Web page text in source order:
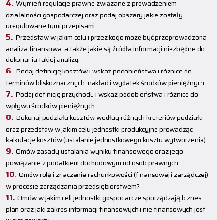
Wymień regulacje prawne związane z prowadzeniem
działalności gospodarczej oraz podaj obszary jakie zostały
uregulowane tymi przepisami.
Przedstaw w jakim celu i przez kogo może być przeprowadzona
analiza finansowa, a także jakie są źródła informacji niezbędne do
dokonania takiej analizy.
Podaj definicję kosztów i wskaż podobieństwa i różnice do
terminów bliskoznacznych: nakład i wydatek środków pieniężnych.
Podaj definicję przychodu i wskaż podobieństwa i różnice do
wpływu środków pieniężnych.
Dokonaj podziału kosztów według różnych kryteriów podziału
oraz przedstaw w jakim celu jednostki produkcyjne prowadząc
kalkulacje kosztów (ustalanie jednostkowego kosztu wytworzenia).
Omów zasady ustalania wyniku finansowego oraz jego
powiązanie z podatkiem dochodowym od osób prawnych.
Omów rolę i znaczenie rachunkowości (finansowej i zarządczej)
w procesie zarządzania przedsiębiorstwem?
Omów w jakim celi jednostki gospodarcze sporządzają biznes
plan oraz jaki zakres informacji finansowych i nie finansowych jest